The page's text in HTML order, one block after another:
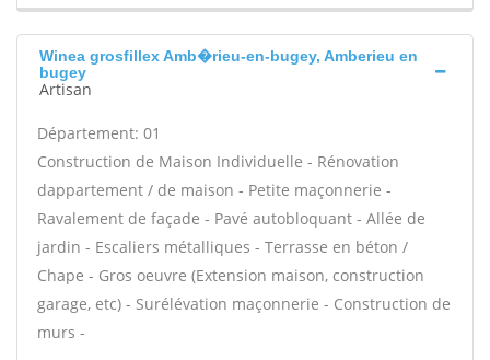
Winea grosfillex Amb�rieu-en-bugey, Amberieu en
bugey
Artisan
Département: 01
Construction de Maison Individuelle - Rénovation
dappartement / de maison - Petite maçonnerie -
Ravalement de façade - Pavé autobloquant - Allée de
jardin - Escaliers métalliques - Terrasse en béton /
Chape - Gros oeuvre (Extension maison, construction
garage, etc) - Surélévation maçonnerie - Construction de
murs -